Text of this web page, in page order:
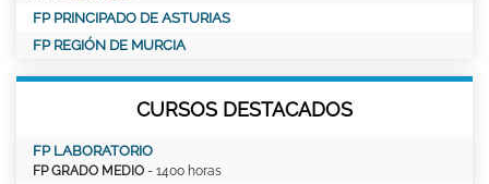
FP PRINCIPADO DE ASTURIAS
FP REGIÓN DE MURCIA
CURSOS DESTACADOS
FP LABORATORIO
FP GRADO MEDIO - 1400 horas